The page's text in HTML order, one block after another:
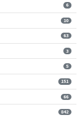
6
10
63
3
5
151
66
842